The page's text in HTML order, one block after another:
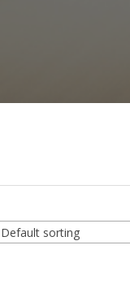
Default sorting